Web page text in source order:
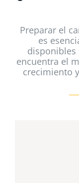
Preparar el
es
disponibles
encuentra el
crecimiento